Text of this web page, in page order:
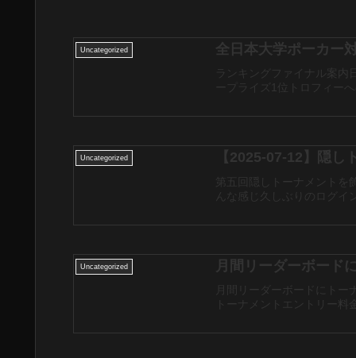
Uncategorized 全日本大学ポーカー
ランキングファイナル案
ープライズ1位トロフィー
Uncategorized 【2025-07-12】隠
第五回隠しトーナメント
んな感じ久しぶりのログイ
Uncategorized 月間リーダーボード
月間リーダーボードにト
トーナメントエントリー